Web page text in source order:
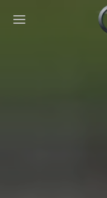
Cookies management